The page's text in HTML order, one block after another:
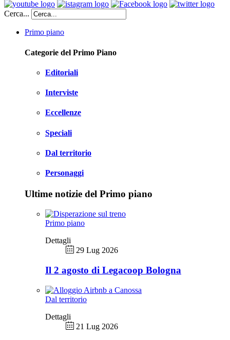
Cerca...
Primo piano
Categorie del Primo Piano
Editoriali
Interviste
Eccellenze
Speciali
Dal territorio
Personaggi
Ultime notizie del Primo piano
Primo piano
Dettagli
29 Lug 2026
Il 2 agosto di Legacoop Bologna
Dal territorio
Dettagli
21 Lug 2026